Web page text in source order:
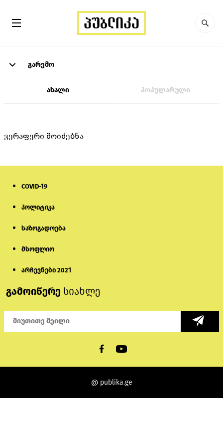
გარემო
ახალი პოპულარული
ვერაფერი მოიძებნა
COVID-19
პოლიტიკა
საზოგადოება
მსოფლიო
არჩევნები 2021
გამოიწერე სიახლე
@ publika.ge